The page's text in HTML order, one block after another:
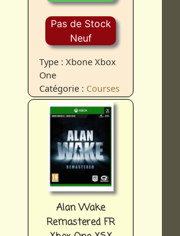
Pas de Stock
Neuf
Type : Xbone Xbox
One
Catégorie : Courses
Alan Wake
Remastered FR